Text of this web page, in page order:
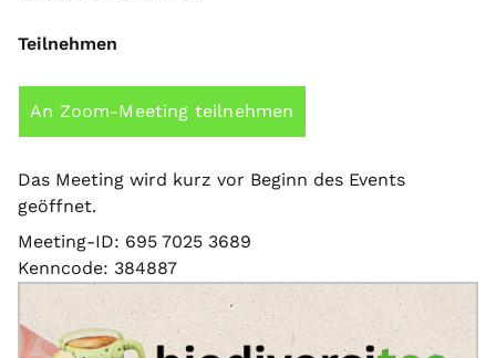
Teilnehmen
An Zoom-Meeting teilnehmen
Das Meeting wird kurz vor Beginn des Events
geöffnet.
Meeting-ID: 695 7025 3689
Kenncode: 384887